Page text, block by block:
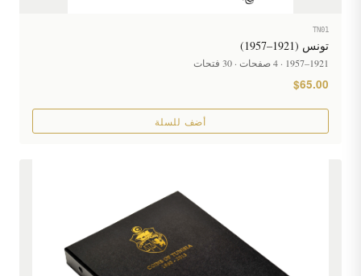
TN01
تونس (1921–1957)
1921–1957 · 4 صفحات · 30 فتحات
$65.00
أضف للسلة